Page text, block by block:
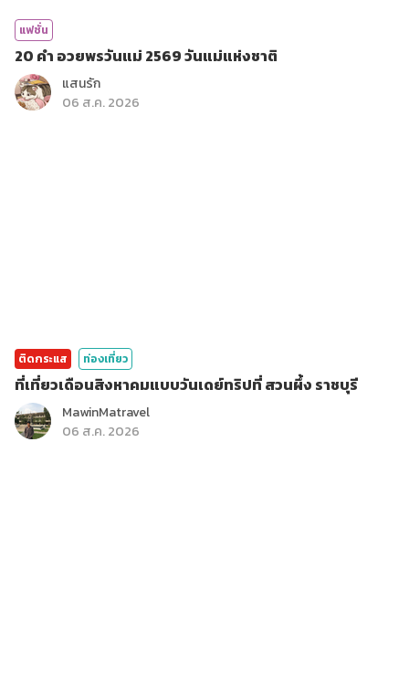
แฟชั่น
20 คำ อวยพรวันแม่ 2569 วันแม่แห่งชาติ
แสนรัก
06 ส.ค. 2026
ติดกระแส ท่องเที่ยว
ที่เที่ยวเดือนสิงหาคมแบบวันเดย์ทริปที่ สวนผึ้ง ราชบุรี
MawinMatravel
06 ส.ค. 2026